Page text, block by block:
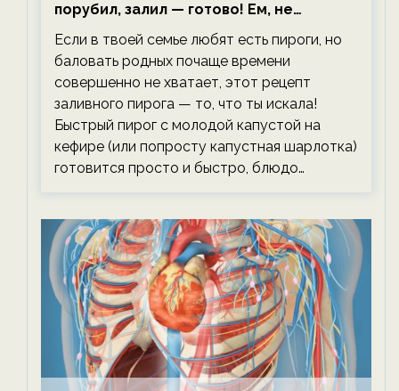
порубил, залил — готово! Ем, не
тревожась о фигуре!
Если в твоей семье любят есть пироги, но
баловать родных почаще времени
совершенно не хватает, этот рецепт
заливного пирога — то, что ты искала!
Быстрый пирог с молодой капустой на
кефире (или попросту капустная шарлотка)
готовится просто и быстро, блюдо…